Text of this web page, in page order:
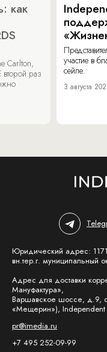
как
Carlton,
раз
участие в
сейле.
3 августа
Юридический адрес:
вн.тер.г. муниципальный
Адрес для доставки
Мануфактура»,
Варшавское шоссе, д.9,
«Мещерин»), Independent
pr@imedia.ru
+7 495 252-09-99